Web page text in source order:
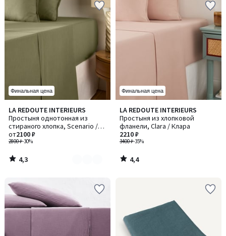
Финальная цена
LA REDOUTE INTERIEURS
Простыня однотонная из
стираного хлопка, Scenario /
Сценарио
2800 ₽-30%
от2100 ₽
4,3
/ 5
Количество
цветов:
3
4,3
/
Финальная цена
LA REDOUTE INTERIEURS
Простыня из хлопковой
фланели, Clara / Клара
3400 ₽-35%
2210 ₽
4,4
/ 5
4,4
/